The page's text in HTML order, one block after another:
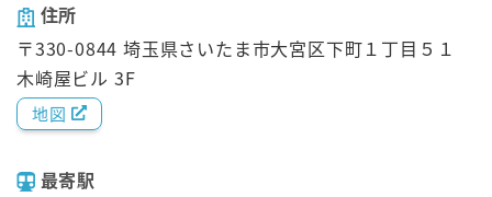
住所
〒330-0844 埼玉県さいたま市大宮区下町１丁目５１
木崎屋ビル 3F
地図
最寄駅